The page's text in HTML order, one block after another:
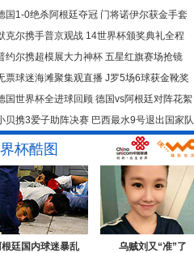
国1-0绝杀阿根廷夺冠 门将诺伊尔获金手套
克尔携手普京观战 14世界杯颁奖典礼全程
约尔携超模展大力神杯 五星红旗赛场抢镜
票球迷海滩聚集观直播 J罗5场6球获金靴奖
国世界杯全进球回顾 德国vs阿根廷对阵花絮
贝携3爱子助阵决赛 巴西最水9号退出国家队
杯酷图
廷国内球迷暴乱 乌贼刘又“准”了